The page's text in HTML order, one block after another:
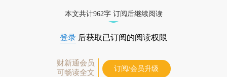
本文共计962字 订阅后继续阅读
登录 后获取已订阅的阅读权限
财新通会员
可畅读全文
订阅/会员升级